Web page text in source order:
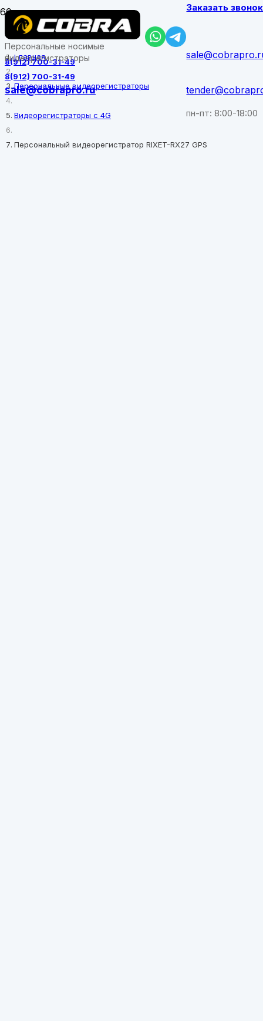
Персональные носимые
видеорегистраторы
Заказать звонок
пн-пт: 8:00-18:00
8(912) 700-31-49
8(912) 700-31-49
sale@cobrapro.ru
Главная
Персональные видеорегистраторы
Видеорегистраторы с 4G
Персональный видеорегистратор RIXET-RX27 GPS